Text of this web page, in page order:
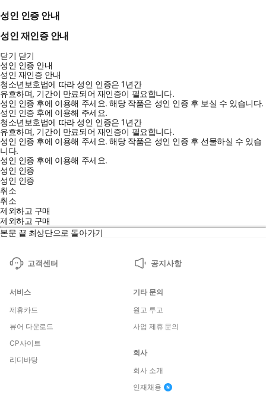
성인 인증 안내
성인 재인증 안내
닫기 닫기
성인 인증 안내
성인 재인증 안내
청소년보호법에 따라 성인 인증은 1년간
유효하며, 기간이 만료되어 재인증이 필요합니다.
성인 인증 후에 이용해 주세요.해당 작품은 성인 인증 후 보실 수 있습니다.
성인 인증 후에 이용해 주세요.
청소년보호법에 따라 성인 인증은 1년간
유효하며, 기간이 만료되어 재인증이 필요합니다.
성인 인증 후에 이용해 주세요.해당 작품은 성인 인증 후 선물하실 수 있습
니다.
성인 인증 후에 이용해 주세요.
성인 인증
성인 인증
취소
취소
제외하고 구매
제외하고 구매
본문 끝 최상단으로 돌아가기
고객센터 공지사항
서비스
제휴카드
뷰어 다운로드
CP사이트
리디바탕
기타 문의
원고 투고
사업 제휴 문의
회사
회사 소개
인재채용